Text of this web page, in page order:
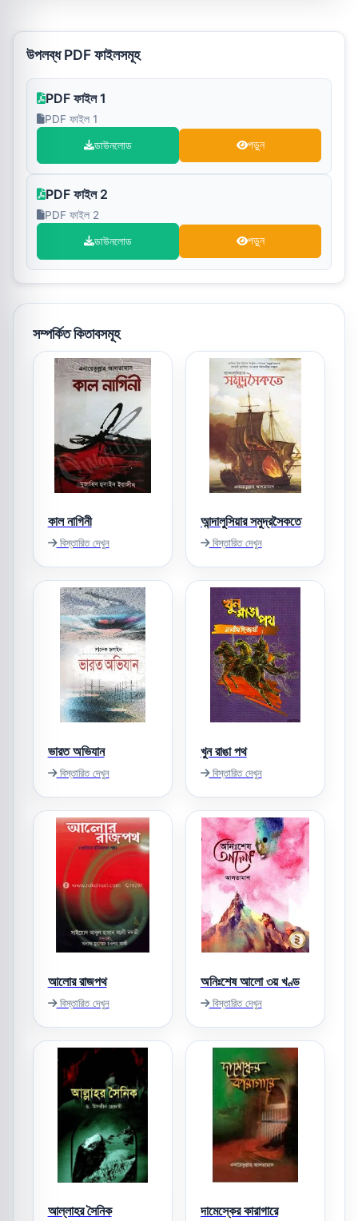
উপলব্ধ PDF ফাইলসমূহ
PDF ফাইল 1
PDF ফাইল 1
ডাউনলোড পড়ুন
PDF ফাইল 2
PDF ফাইল 2
ডাউনলোড পড়ুন
সম্পর্কিত কিতাবসমূহ
কাল নাগিনী
বিস্তারিত দেখুন
আন্দালুসিয়ার সমুদ্রসৈকতে
বিস্তারিত দেখুন
ভারত অভিযান
বিস্তারিত দেখুন
খুন রাঙা পথ
বিস্তারিত দেখুন
আলোর রাজপথ
বিস্তারিত দেখুন
অনিঃশেষ আলো ৩য় খণ্ড
বিস্তারিত দেখুন
আল্লাহর সৈনিক দামেস্কের কারাগারে